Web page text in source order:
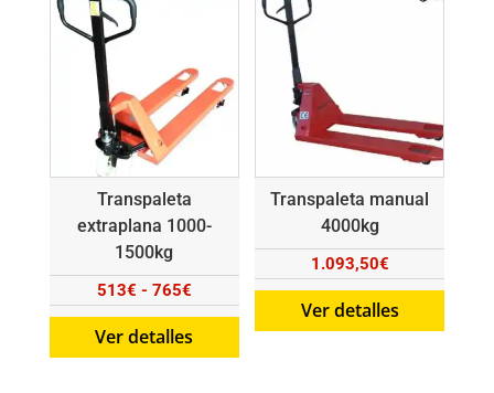
Transpaleta
extraplana 1000-
1500kg
513€ - 765€Rango
de
precios:
Ver detalles
Transpaleta manual
4000kg
1.093,50€
Ver detalles